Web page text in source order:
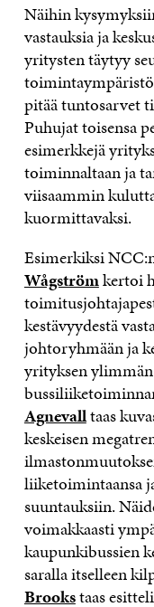
Näihin
vastauksia ja
yritysten täytyy
pitää tuntosarvet
Puhujat toisensa
esimerkkejä
toiminnaltaan ja
viisaammin
kuormittavaksi.
Esimerkiksi
Wågströmkertoi
kestävyydestä
johtoryhmään ja
yrityksen
Agnevalltaas
keskeisen
liiketoimintaansa
suuntauksiin.
voimakkaasti
kaupunkibussien
saralla itselleen
Brookstaas